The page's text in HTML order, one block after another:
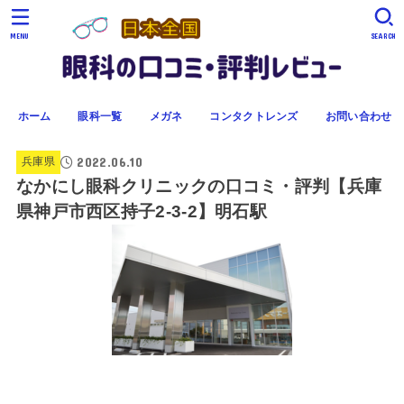
ホーム 眼科一覧 メガネ コンタクトレンズ お問い合わせ
SEARCH
MENU
兵庫県 2022.06.10
なかにし眼科クリニックの口コミ・評判【兵庫
県神戸市西区持子2-3-2】明石駅